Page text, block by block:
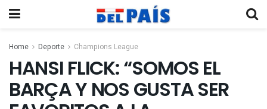
Home Deporte Champions League
HANSI FLICK: “SOMOS EL
BARÇA Y NOS GUSTA SER